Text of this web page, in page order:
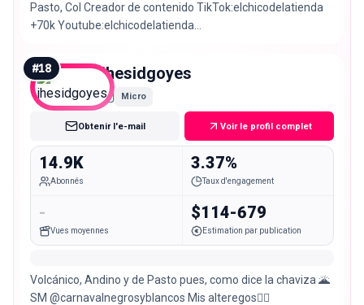
Pasto, Col Creador de contenido TikTok:elchicodelatienda
+70k Youtube:elchicodelatienda
#18 jhesidgoyes
Micro
Obtenir l'e-mail Voir le profil complet
14.9K
Abonnés
3.37%
Taux d'engagement
-
Vues moyennes
$114-679
Estimation par publication
Volcánico, Andino y de Pasto pues, como dice la chaviza 🌋
SM @carnavalnegrosyblancos Mis alteregos👇🏼